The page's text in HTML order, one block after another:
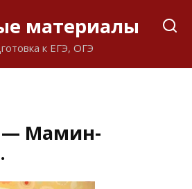
материалы
к ЕГЭ, ОГЭ
— Мамин-